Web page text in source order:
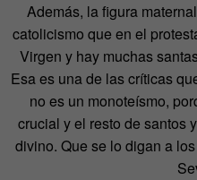
Además, la figura
catolicismo que en el
Virgen y hay muchas
Esa es una de las críticas
no es un monoteísmo,
crucial y el resto de santos
divino. Que se lo digan a